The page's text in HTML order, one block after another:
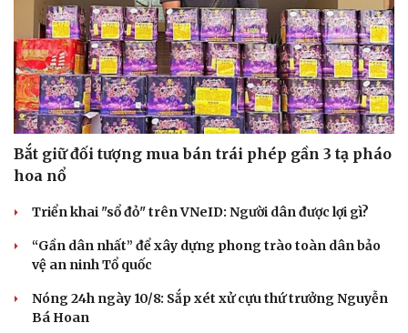
Bắt giữ đối tượng mua bán trái phép gần 3 tạ pháo
hoa nổ
Triển khai "sổ đỏ" trên VNeID: Người dân được lợi gì?
“Gần dân nhất” để xây dựng phong trào toàn dân bảo
vệ an ninh Tổ quốc
Nóng 24h ngày 10/8: Sắp xét xử cựu thứ trưởng Nguyễn
Bá Hoan